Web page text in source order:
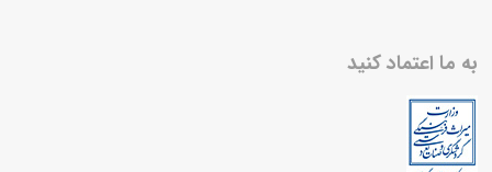
به ما اعتماد کنید